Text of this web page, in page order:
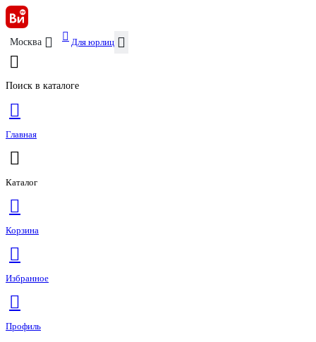
Москва Для юрлиц
Поиск в каталоге
Главная
Каталог
Корзина
Избранное
Профиль